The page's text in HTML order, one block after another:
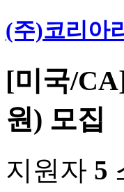
(주)코리아
[미국/
원) 모집
지원자 5